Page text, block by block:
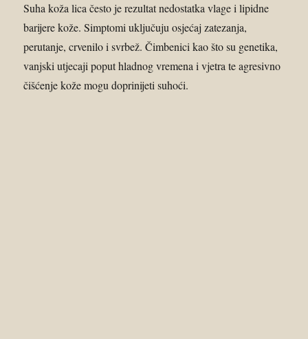
Suha koža lica često je rezultat nedostatka vlage i lipidne
barijere kože. Simptomi uključuju osjećaj zatezanja,
perutanje, crvenilo i svrbež. Čimbenici kao što su genetika,
vanjski utjecaji poput hladnog vremena i vjetra te agresivno
čišćenje kože mogu doprinijeti suhoći.